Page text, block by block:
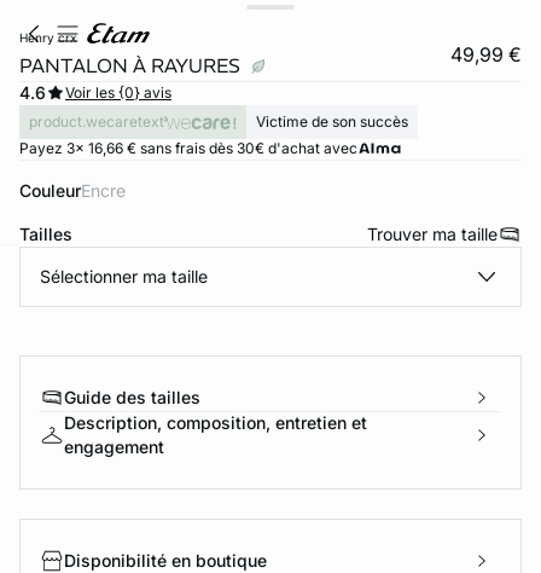
henry crx
PANTALON À RAYURES 49,99 €
4.6
Voir les {0} avis
product.wecaretext
Victime de son succès
Payez 3x 16,66 € sans frais dès 30€ d'achat avec
Couleur encre
Tailles Trouver ma taille
Sélectionner ma taille
Guide des tailles
Description, composition, entretien et
engagement
Disponibilité en boutique